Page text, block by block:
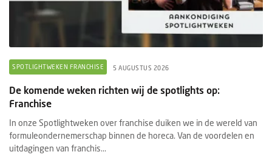
SPOTLIGHTWEKEN FRANCHISE 5 AUGUSTUS 2026
De komende weken richten wij de spotlights op:
Franchise
In onze Spotlightweken over franchise duiken we in de wereld van
formuleondernemerschap binnen de horeca. Van de voordelen en
uitdagingen van franchis...